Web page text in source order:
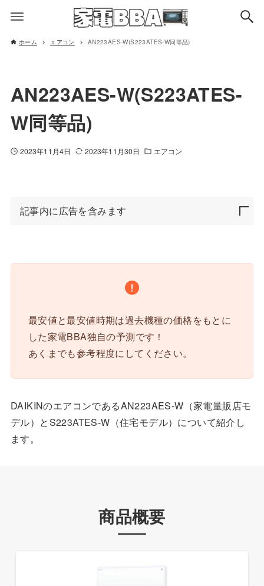
ホーム エアコン AN223AES-W(S223ATES-W同等品)
AN223AES-W(S223ATES-
W同等品)
2023年11月4日 2023年11月30日 エアコン
記事内に広告を含みます
最安値と最安値時期は過去機種の価格をもとに
した家電BBA独自の予測です！
あくまでも参考程度にしてください。
DAIKINのエアコンであるAN223AES-W（家電量販店モ
デル）とS223ATES-W（住宅モデル）について紹介し
ます。
商品概要